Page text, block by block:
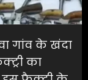
गांव के खंदा
का